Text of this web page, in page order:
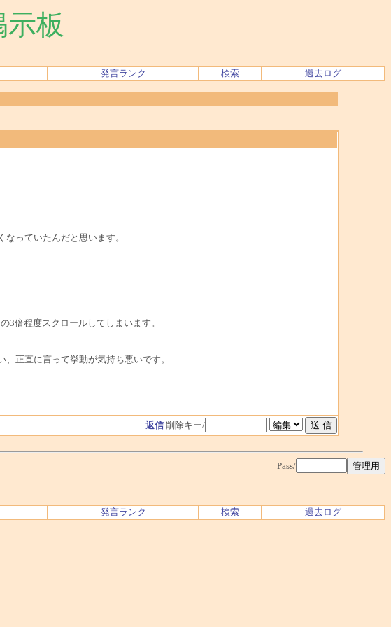
示板
発言ランク 検索 過去ログ
っていたんだと思います。
3倍程度スクロールしてしまいます。
正直に言って挙動が気持ち悪いです。
返信 削除キー/
Pass/
発言ランク 検索 過去ログ